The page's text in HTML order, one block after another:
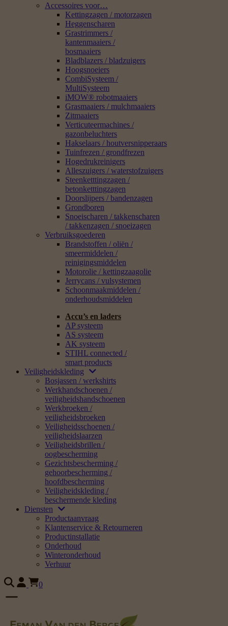
Accessoires voor…
Kettingzagen / motorzagen
Heggenscharen
Grastrimmers /
kantenmaaiers /
bosmaaiers
Bladblazers / bladzuigers
Hoogsnoeiers
CombiSysteem /
MultiSysteem
iMOW® robotmaaiers
Grasmaaiers / mulchmaaiers
Zitmaaiers
Verticuteermachines /
gazonbeluchters
Hakselaars / houtversnipperaars
Tuinfrezen / grondfrezen
Hogedrukreinigers
Alleszuigers / waterstofzuigers
Steenketttingzagen /
betonketttingzagen
Doorslijpers / bandenzagen
Grondboren
Snoeischaren / takkenscharen
/ takkenzagen / snoeizagen
Verbruiksgoederen
Brandstoffen / oliën /
smeermiddelen /
reinigingsmiddelen
Motorolie / kettingzaagolie
Jerrycans / vulsystemen
Schoonmaakmiddelen /
onderhoudsmiddelen
Accu’s en laders
AP systeem
AS systeem
AK systeem
STIHL connected /
smart products
Veiligheidskleding
Bosjassen / werkshirts
Werkhandschoenen /
veiligheidshandschoenen
Werkbroeken /
veiligheidsbroeken
Veiligheidsschoenen /
veiligheidslaarzen
Veiligheidsbrillen /
oogbescherming
Gezichtsbescherming /
gehoorbescherming /
hoofdbescherming
Veiligheidskleding /
beschermende kleding
Diensten
Productaanvraag
Klantenservice & Retourneren
Productinstallatie
Onderhoud
Winteronderhoud
Verhuur
0